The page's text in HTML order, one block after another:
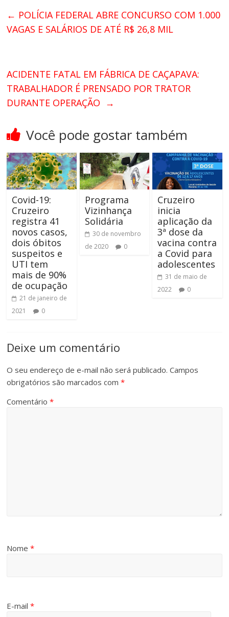
← POLÍCIA FEDERAL ABRE CONCURSO COM 1.000
VAGAS E SALÁRIOS DE ATÉ R$ 26,8 MIL
ACIDENTE FATAL EM FÁBRICA DE CAÇAPAVA:
TRABALHADOR É PRENSADO POR TRATOR
DURANTE OPERAÇÃO →
Você pode gostar também
Covid-19:
Cruzeiro
registra 41
novos casos,
dois óbitos
suspeitos e
UTI tem
mais de 90%
de ocupação
21 de janeiro de
2021
0
Programa
Vizinhança
Solidária
30 de novembro
de 2020
0
Cruzeiro
inicia
aplicação da
3ª dose da
vacina contra
a Covid para
adolescentes
31 de maio de
2022
0
Deixe um comentário
O seu endereço de e-mail não será publicado. Campos
obrigatórios são marcados com*
Comentário*
Nome*
E-mail*